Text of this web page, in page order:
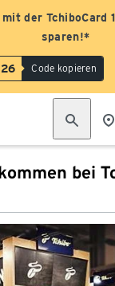
der TchiboCard
sparen!*
Code kopieren
bei